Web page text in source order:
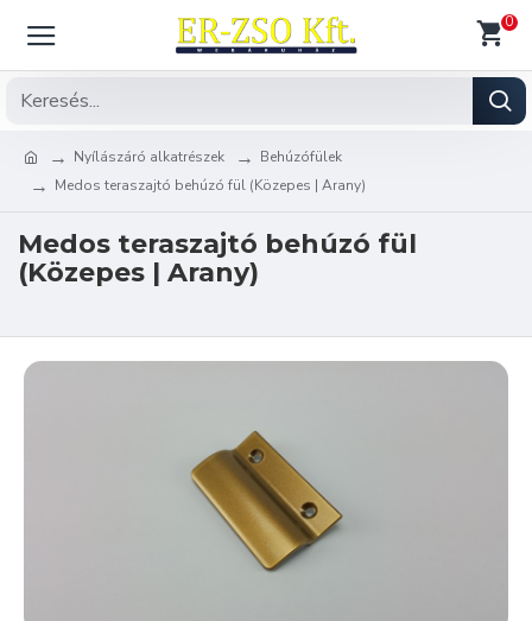
0
Nyílászáró alkatrészek
Behúzófülek
Medos teraszajtó behúzó fül (Közepes | Arany)
Medos teraszajtó behúzó fül
(Közepes | Arany)